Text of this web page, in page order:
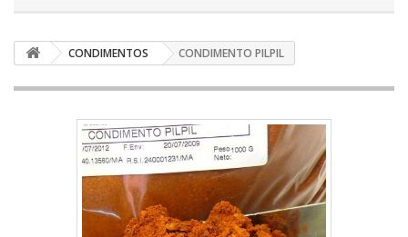
CONDIMENTOS CONDIMENTO PILPIL